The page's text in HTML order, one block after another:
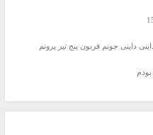
داینی جونم قربون پنج تیر پرونم